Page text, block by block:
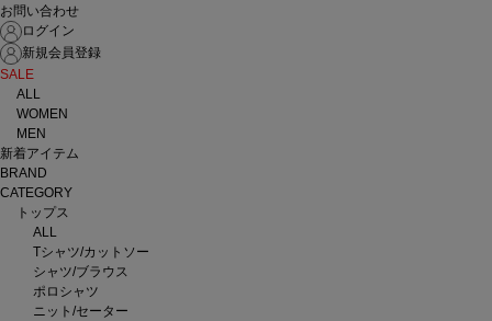
お問い合わせ
ログイン
新規会員登録
SALE
ALL
WOMEN
MEN
新着アイテム
BRAND
CATEGORY
トップス
ALL
Tシャツ/カットソー
シャツ/ブラウス
ポロシャツ
ニット/セーター